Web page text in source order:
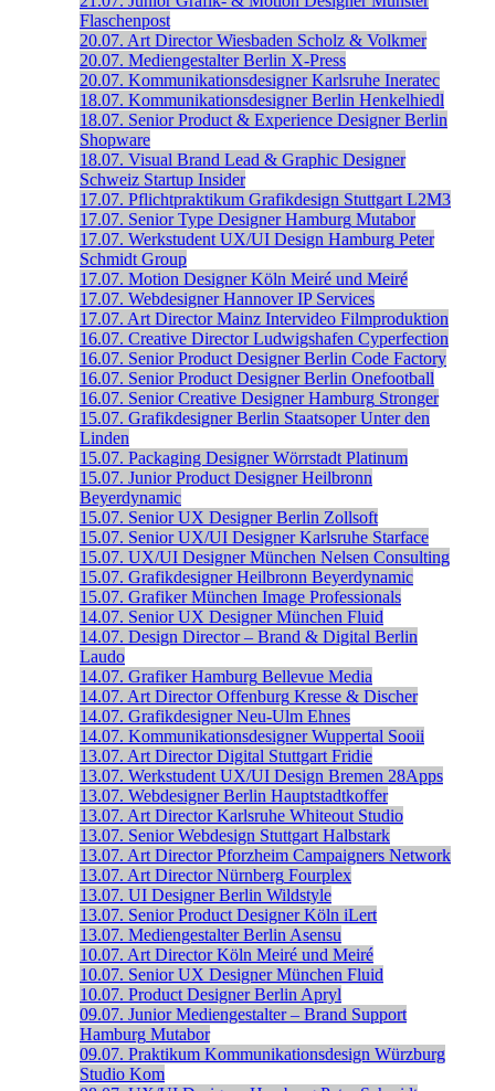
Flaschenpost
20.07. Art Director Wiesbaden Scholz & Volkmer
20.07. Mediengestalter Berlin X-Press
20.07. Kommunikationsdesigner Karlsruhe Ineratec
18.07. Kommunikationsdesigner Berlin Henkelhiedl
18.07. Senior Product & Experience Designer Berlin
Shopware
18.07. Visual Brand Lead & Graphic Designer
Schweiz Startup Insider
17.07. Pflichtpraktikum Grafikdesign Stuttgart L2M3
17.07. Senior Type Designer Hamburg Mutabor
17.07. Werkstudent UX/UI Design Hamburg Peter
Schmidt Group
17.07. Motion Designer Köln Meiré und Meiré
17.07. Webdesigner Hannover IP Services
17.07. Art Director Mainz Intervideo Filmproduktion
16.07. Creative Director Ludwigshafen Cyperfection
16.07. Senior Product Designer Berlin Code Factory
16.07. Senior Product Designer Berlin Onefootball
16.07. Senior Creative Designer Hamburg Stronger
15.07. Grafikdesigner Berlin Staatsoper Unter den
Linden
15.07. Packaging Designer Wörrstadt Platinum
15.07. Junior Product Designer Heilbronn
Beyerdynamic
15.07. Senior UX Designer Berlin Zollsoft
15.07. Senior UX/UI Designer Karlsruhe Starface
15.07. UX/UI Designer München Nelsen Consulting
15.07. Grafikdesigner Heilbronn Beyerdynamic
15.07. Grafiker München Image Professionals
14.07. Senior UX Designer München Fluid
14.07. Design Director – Brand & Digital Berlin
Laudo
14.07. Grafiker Hamburg Bellevue Media
14.07. Art Director Offenburg Kresse & Discher
14.07. Grafikdesigner Neu-Ulm Ehnes
14.07. Kommunikationsdesigner Wuppertal Sooii
13.07. Art Director Digital Stuttgart Fridie
13.07. Werkstudent UX/UI Design Bremen 28Apps
13.07. Webdesigner Berlin Hauptstadtkoffer
13.07. Art Director Karlsruhe Whiteout Studio
13.07. Senior Webdesign Stuttgart Halbstark
13.07. Art Director Pforzheim Campaigners Network
13.07. Art Director Nürnberg Fourplex
13.07. UI Designer Berlin Wildstyle
13.07. Senior Product Designer Köln iLert
13.07. Mediengestalter Berlin Asensu
10.07. Art Director Köln Meiré und Meiré
10.07. Senior UX Designer München Fluid
10.07. Product Designer Berlin Apryl
09.07. Junior Mediengestalter – Brand Support
Hamburg Mutabor
09.07. Praktikum Kommunikationsdesign Würzburg
Studio Kom